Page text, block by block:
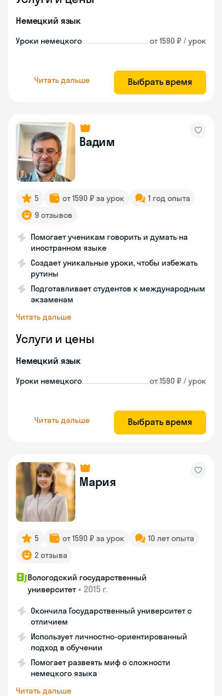
Немецкий язык
Уроки немецкого от 1590 ₽ / урок
Читать дальше Выбрать время
Вадим
5 от 1590 ₽ за урок
1 год опыта
9 отзывов
Помогает ученикам говорить и думать на
иностранном языке
Создает уникальные уроки, чтобы избежать
рутины
Подготавливает студентов к международным
экзаменам
Читать дальше
Услуги и цены
Немецкий язык
Уроки немецкого от 1590 ₽ / урок
Читать дальше Выбрать время
Мария
5 от 1590 ₽ за урок
10 лет опыта
2 отзыва
Вологодский государственный
университет • 2015 г.
Окончила Государственный университет с
отличием
Использует личностно-ориентированный
подход в обучении
Помогает развеять миф о сложности
немецкого языка
Читать дальше